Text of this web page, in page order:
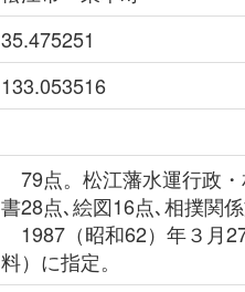
35.475251
133.053516
79点。松江藩水運行政
書28点､絵図16点､相撲関
1987（昭和62）年３月
料）に指定。